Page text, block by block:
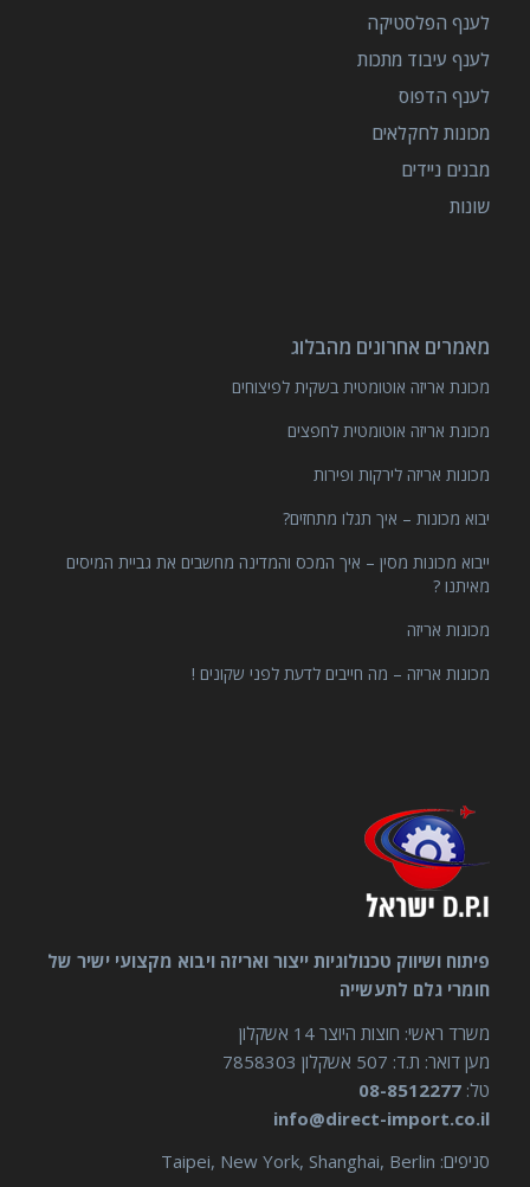
לענף הפלסטיקה
לענף עיבוד מתכות
לענף הדפוס
מכונות לחקלאים
מבנים ניידים
שונות
מאמרים אחרונים מהבלוג
מכונת אריזה אוטומטית בשקית לפיצוחים
מכונת אריזה אוטומטית לחפצים
מכונות אריזה לירקות ופירות
יבוא מכונות – איך תגלו מתחזים?
ייבוא מכונות מסין – איך המכס והמדינה מחשבים את גביית המיסים
מאיתנו ?
מכונות אריזה
מכונות אריזה – מה חייבים לדעת לפני שקונים !
פיתוח ושיווק טכנולוגיות ייצור ואריזה ויבוא מקצועי ישיר של
חומרי גלם לתעשייה
משרד ראשי: חוצות היוצר 14 אשקלון
מען דואר: ת.ד: 507 אשקלון 7858303
טל: 08-8512277
info@direct-import.co.il
סניפים: Taipei, New York, Shanghai, Berlin